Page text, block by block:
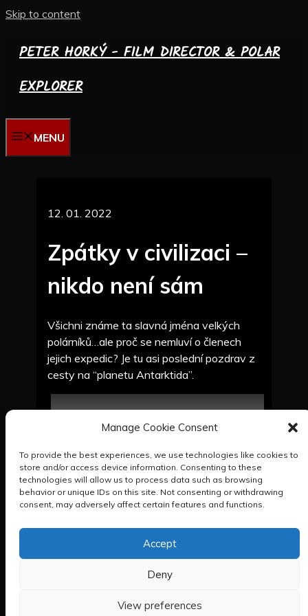
Manage Cookie Consent
To provide the best experiences, we use technologies like cookies to
store and/or access device information. Consenting to these
technologies will allow us to process data such as browsing
behavior or unique IDs on this site. Not consenting or withdrawing
consent, may adversely affect certain features and functions.
Accept
Deny
View preferences
Skip to content
PETER HORKÝ - FILM DIRECTOR & POLAR
EXPLORER
MENU
12. 01. 2022
Zpátky v civilizaci –
nikdo není sám
Všichni známe ta slavná jména velkých
polárníků…ale proč se nemluví o členech
jejich expedic? Je tu asi poslední pozdrav z
cesty na “planetu Antarktida”.
Vězněm na Antarktidě